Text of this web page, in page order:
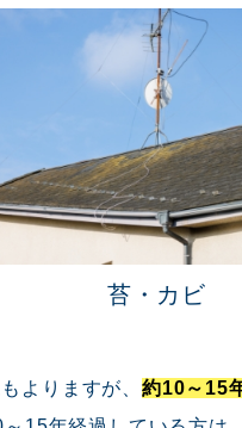
苔・カビ
よりますが、 約10～15